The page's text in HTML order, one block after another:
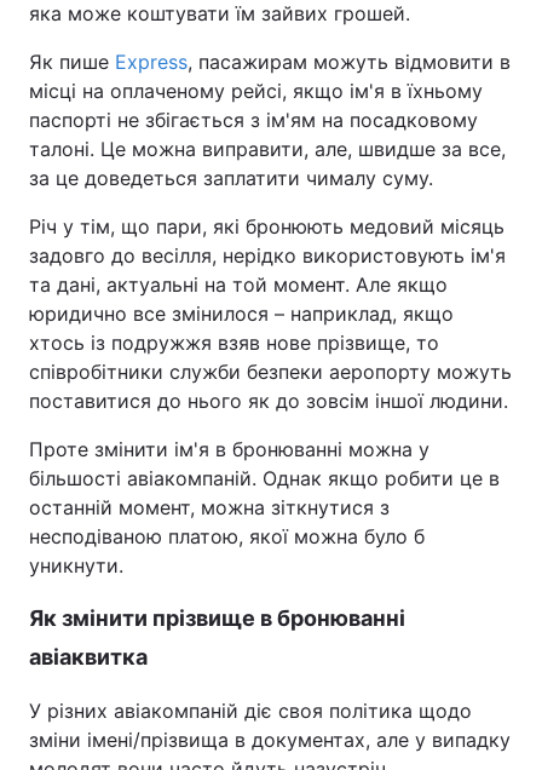
яка може коштувати їм зайвих грошей.
Як пише Express, пасажирам можуть відмовити в
місці на оплаченому рейсі, якщо ім'я в їхньому
паспорті не збігається з ім'ям на посадковому
талоні. Це можна виправити, але, швидше за все,
за це доведеться заплатити чималу суму.
Річ у тім, що пари, які бронюють медовий місяць
задовго до весілля, нерідко використовують ім'я
та дані, актуальні на той момент. Але якщо
юридично все змінилося – наприклад, якщо
хтось із подружжя взяв нове прізвище, то
співробітники служби безпеки аеропорту можуть
поставитися до нього як до зовсім іншої людини.
Проте змінити ім'я в бронюванні можна у
більшості авіакомпаній. Однак якщо робити це в
останній момент, можна зіткнутися з
несподіваною платою, якої можна було б
уникнути.
Як змінити прізвище в бронюванні
авіаквитка
У різних авіакомпаній діє своя політика щодо
зміни імені/прізвища в документах, але у випадку